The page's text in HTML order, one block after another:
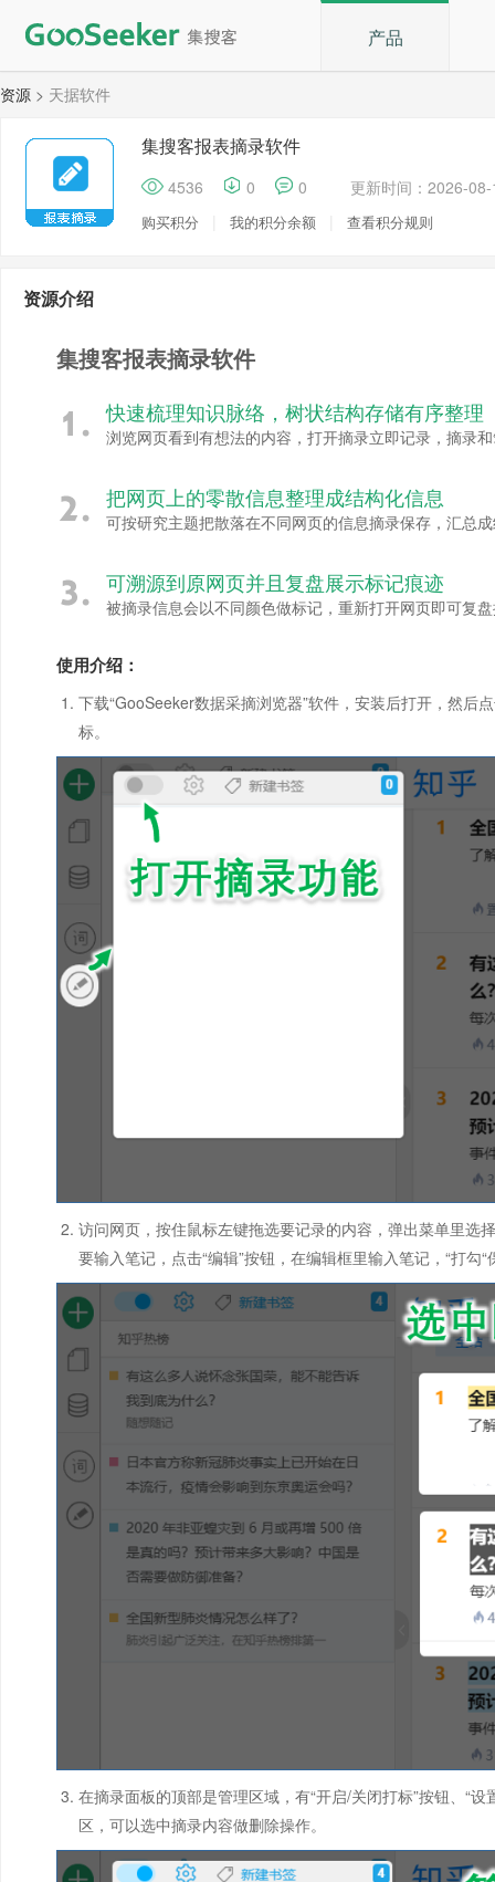
产品
资源 > 天据软件
集搜客报表摘录软件
4536 0 0 更新时间：2026-
购买积分 我的积分余额 查看积分规则
资源介绍
集搜客报表摘录软件
快速梳理知识脉络，树状结构存储有序整理
浏览网页看到有想法的内容，打开摘录立即记录，摘录
把网页上的零散信息整理成结构化信息
可按研究主题把散落在不同网页的信息摘录保存，汇总
可溯源到原网页并且复盘展示标记痕迹
被摘录信息会以不同颜色做标记，重新打开网页即可复
使用介绍：
下载“GooSeeker数据采摘浏览器”软件，安装后打开，然后
标。
访问网页，按住鼠标左键拖选要记录的内容，弹出菜单里选
要输入笔记，点击“编辑”按钮，在编辑框里输入笔记，“打勾“
在摘录面板的顶部是管理区域，有“开启/关闭打标”按钮、“
区，可以选中摘录内容做删除操作。